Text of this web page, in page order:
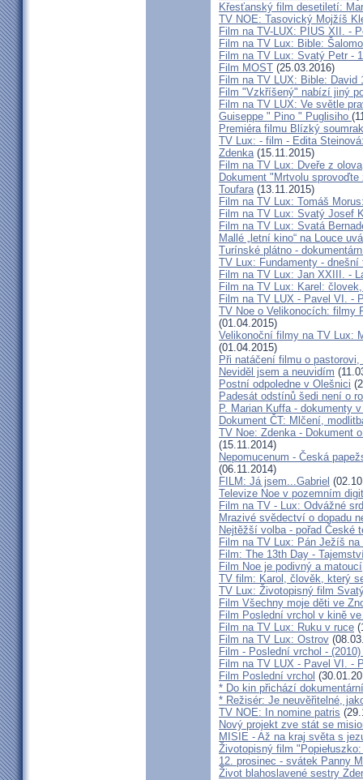
Křesťanský film desetiletí:
TV NOE: Tasovický Mojžíš
Film na TV-LUX: PIUS XII. -
Film na TV Lux: Bible:
Film na TV Lux: Svatý Petr -
Film MOST (25.03.2016)
Film na TV LUX: Bible: David
Film "Vzkříšený" nabízí jiný
Film na TV LUX: Ve světle
Guiseppe " Pino " Puglisiho
Premiéra filmu Blízký soumrak
TV Lux: - film - Edita
Zdenka(15.11.2015)
Film na TV Lux: Dveře z olova
Dokument "Mrtvolu
Toufara(13.11.2015)
Film na TV Lux: Tomáš
Film na TV Lux: Svatý Josef
Film na TV Lux: Svatá
Mallé „letní kino“ na Louce
Turínské plátno -
TV Lux: Fundamenty - dnešní
Film na TV Lux: Jan XXIII. -
Film na TV Lux: Karel:
Film na TV LUX - Pavel VI. -
TV Noe o Velikonocích: filmy
(01.04.2015)
Velikonoční filmy na TV Lux:
(01.04.2015)
Při natáčení filmu o
Neviděl jsem a neuvidím
Postní odpoledne v Olešnici
Padesát odstínů šedi není o
P. Marian Kuffa - dokumenty
Dokument ČT: Mlčení,
TV Noe: Zdenka - Dokument
(15.11.2014)
Nepomucenum - Česká
(06.11.2014)
FILM: Já jsem...Gabriel
Televize Noe v pozemním
Film na TV - Lux: Odvážné
Mrazivé svědectví o dopadu
Nejtěžší volba - pořad České
Film na TV Lux: Pán Ježíš na
Film: The 13th Day -
Film Noe je podivný a
TV film: Karol, člověk, který
TV Lux: Životopisný film
Film Všechny moje děti ve
Film Poslední vrchol v kině
Film na TV Lux: Ruku v ruce
Film na TV Lux: Ostrov
Film - Poslední vrchol -
Film na TV LUX - Pavel VI. -
Film Poslední vrchol
* Do kin přichází
* Režisér: Je neuvěřitelné,
TV NOE: In nomine patris
Nový projekt zve stát se
MISIE - Až na kraj světa s
Životopisný film
12. prosinec - svátek Panny
Život blahoslavené sestry